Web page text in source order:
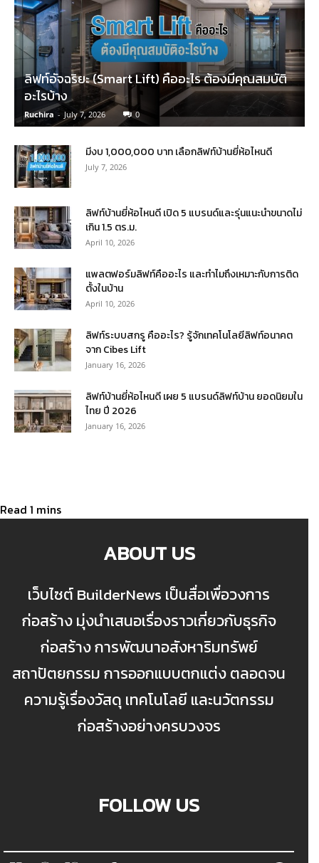
ลิฟท์อัจฉริยะ (Smart Lift) คืออะไร ต้องมีคุณสมบัติ
อะไรบ้าง
Ruchira - July 7, 2026 0
มีงบ 1,000,000 บาท เลือกลิฟท์บ้านยี่ห้อไหนดี
July 7, 2026
ลิฟท์บ้านยี่ห้อไหนดี เปิด 5 แบรนด์และรุ่นแนะนำขนาดไม่
เกิน 1.5 ตร.ม.
April 10, 2026
แพลตฟอร์มลิฟท์คืออะไร และทำไมถึงเหมาะกับการติด
ตั้งในบ้าน
April 10, 2026
ลิฟท์ระบบสกรู คืออะไร? รู้จักเทคโนโลยีลิฟท์อนาคต
จาก Cibes Lift
January 16, 2026
ลิฟท์บ้านยี่ห้อไหนดี เผย 5 แบรนด์ลิฟท์บ้าน ยอดนิยมใน
ไทย ปี 2026
January 16, 2026
ABOUT US
เว็บไซต์ BuilderNews เป็นสื่อเพื่อวงการ
ก่อสร้าง มุ่งนำเสนอเรื่องราวเกี่ยวกับธุรกิจ
ก่อสร้าง การพัฒนาอสังหาริมทรัพย์
สถาปัตยกรรม การออกแบบตกแต่ง ตลอดจน
ความรู้เรื่องวัสดุ เทคโนโลยี และนวัตกรรม
ก่อสร้างอย่างครบวงจร
FOLLOW US